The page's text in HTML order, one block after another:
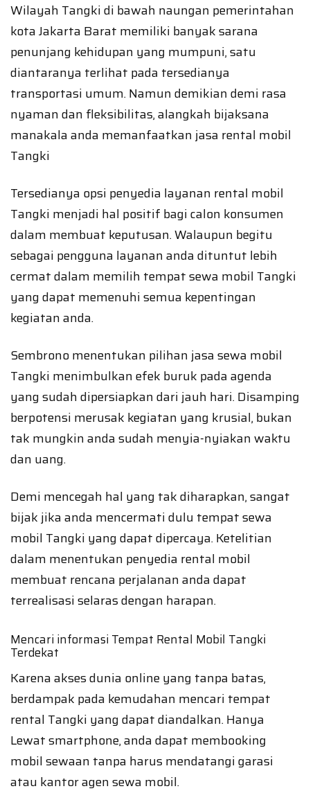
Wilayah Tangki di bawah naungan pemerintahan
kota Jakarta Barat memiliki banyak sarana
penunjang kehidupan yang mumpuni, satu
diantaranya terlihat pada tersedianya
transportasi umum. Namun demikian demi rasa
nyaman dan fleksibilitas, alangkah bijaksana
manakala anda memanfaatkan jasa rental mobil
Tangki
Tersedianya opsi penyedia layanan rental mobil
Tangki menjadi hal positif bagi calon konsumen
dalam membuat keputusan. Walaupun begitu
sebagai pengguna layanan anda dituntut lebih
cermat dalam memilih tempat sewa mobil Tangki
yang dapat memenuhi semua kepentingan
kegiatan anda.
Sembrono menentukan pilihan jasa sewa mobil
Tangki menimbulkan efek buruk pada agenda
yang sudah dipersiapkan dari jauh hari. Disamping
berpotensi merusak kegiatan yang krusial, bukan
tak mungkin anda sudah menyia-nyiakan waktu
dan uang.
Demi mencegah hal yang tak diharapkan, sangat
bijak jika anda mencermati dulu tempat sewa
mobil Tangki yang dapat dipercaya. Ketelitian
dalam menentukan penyedia rental mobil
membuat rencana perjalanan anda dapat
terrealisasi selaras dengan harapan.
Mencari informasi Tempat Rental Mobil Tangki
Terdekat
Karena akses dunia online yang tanpa batas,
berdampak pada kemudahan mencari tempat
rental Tangki yang dapat diandalkan. Hanya
Lewat smartphone, anda dapat membooking
mobil sewaan tanpa harus mendatangi garasi
atau kantor agen sewa mobil.